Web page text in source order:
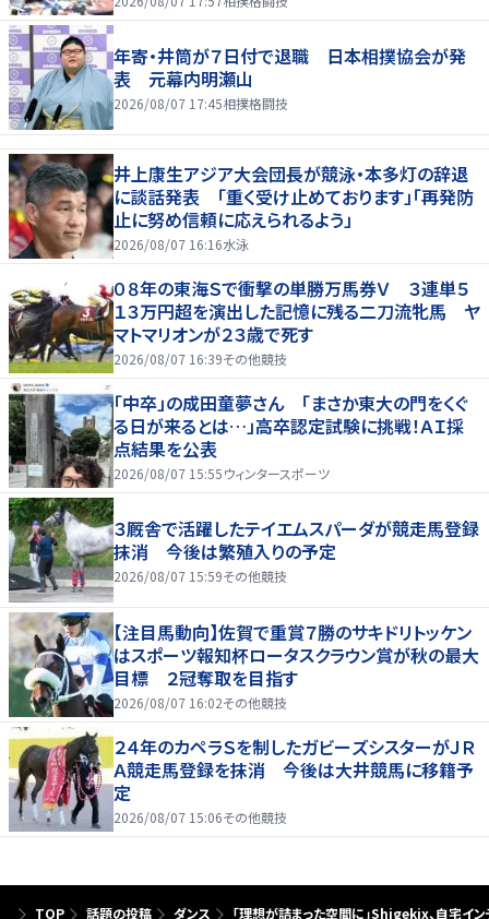
年寄・井筒が７日付で退職 日本相撲協会が発
表 元幕内明瀬山
2026/08/07 17:45相撲格闘技
井上康生アジア大会団長が競泳・本多灯の辞退
に談話発表 「重く受け止めております」「再発防
止に努め信頼に応えられるよう」
2026/08/07 16:16水泳
０８年の東海Ｓで衝撃の単勝万馬券Ｖ ３連単５
１３万円超を演出した記憶に残る二刀流牝馬 ヤ
マトマリオンが２３歳で死す
2026/08/07 16:39その他競技
「中卒」の成田童夢さん 「まさか東大の門をくぐ
る日が来るとは…」高卒認定試験に挑戦！ＡＩ採
点結果を公表
2026/08/07 15:55ウィンタースポーツ
３厩舎で活躍したテイエムスパーダが競走馬登録
抹消 今後は繁殖入りの予定
2026/08/07 15:59その他競技
【注目馬動向】佐賀で重賞７勝のサキドリトッケン
はスポーツ報知杯ロータスクラウン賞が秋の最大
目標 ２冠奪取を目指す
2026/08/07 16:02その他競技
２４年のカペラＳを制したガビーズシスターがＪＲ
Ａ競走馬登録を抹消 今後は大井競馬に移籍予
定
2026/08/07 15:06その他競技
TOP 話題の投稿 ダンス 「理想が詰まった空間に」Shigekix、自宅イ